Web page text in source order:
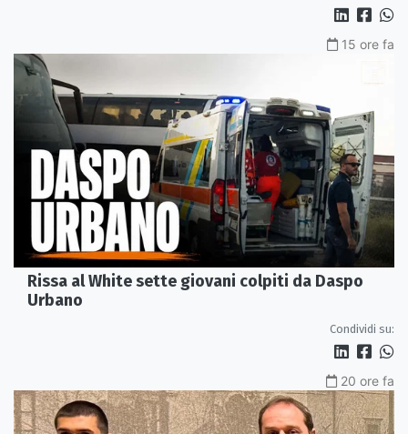
15 ore fa
Rissa al White sette giovani colpiti da Daspo
Urbano
Condividi su:
20 ore fa